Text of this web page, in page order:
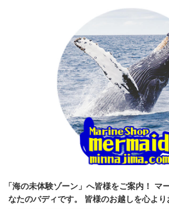
「海の未体験ゾーン」へ皆様をご案内！
マ
なたのバディです。
皆様のお越しを心より